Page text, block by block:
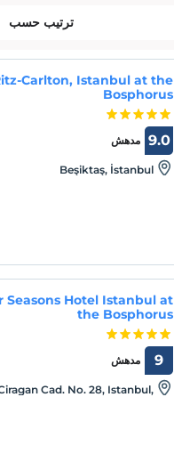
ترتيب حسب
Carlton, Istanbul at the
Bosphorus
مدهش 9.0
Beşiktaş, İstanbul
Seasons Hotel Istanbul at
the Bosphorus
مدهش 9
Cad. No. 28, Istanbul,